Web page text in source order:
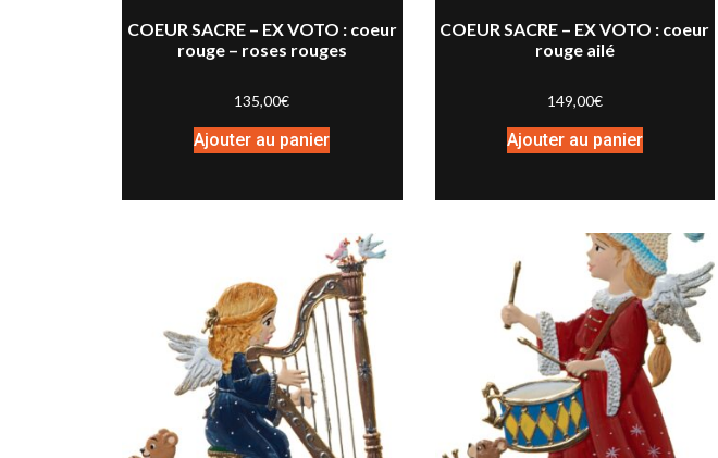
COEUR SACRE – EX VOTO : coeur
rouge – roses rouges
135,00€
Ajouter au panier
COEUR SACRE – EX VOTO : coeur
rouge ailé
149,00€
Ajouter au panier